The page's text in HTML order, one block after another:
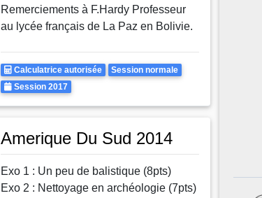
Remerciements à F.Hardy Professeur
au lycée français de La Paz en Bolivie.
Calculatrice
Autorisee
Calculatrice autorisée Rattrapages
Session normale
Annee
Session 2017
Amerique Du Sud 2014
Exo 1 : Un peu de balistique (8pts)
Exo 2 : Nettoyage en archéologie (7pts)